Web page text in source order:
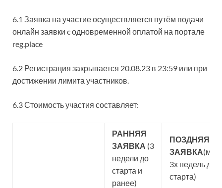
6.1 Заявка на участие осуществляется путём подачи
онлайн заявки c одновременной оплатой на портале
reg.place
6.2 Регистрация закрывается 20.08.23 в 23:59 или при
достижении лимита участников.
6.3 Стоимость участия составляет:
РАННЯЯ
ЗАЯВКА (3
недели до
старта и
ранее)
ПОЗДНЯЯ
ЗАЯВКА
3х недель до
старта)